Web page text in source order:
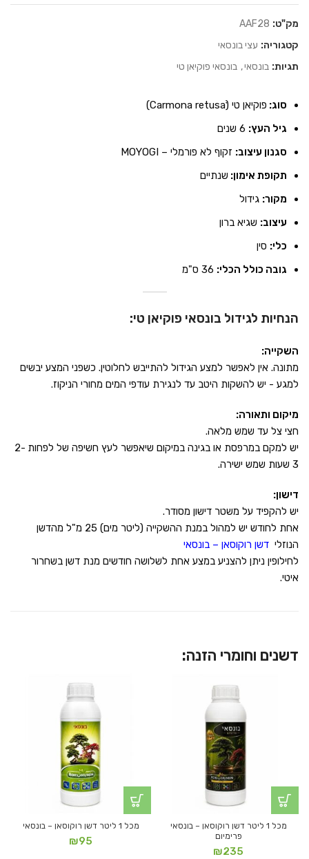
מק"ט: AAF28
קטגוריה: עצי בונסאי
תגיות: בונסאי, בונסאי פוקיאן טי
סוג: פוקיאן טי (Carmona retusaׂׂׂׂ)
גיל העץ:
סגנון עיצוב: זקוף לא פורמלי – MOYOGI
תקופת אימון: שנתיים
מקור: גידול
עיצוב: שגיא ברון
כלי: סין
גובה כולל הכלי:
הנחיות לגידול בונסאי פוקיאן טי:
השקייה:
מתונה. אין לאפשר למצע הגידול להתייבש לחלוטין. כשפני המצע יבשים
למגע - יש להשקות היטב עד לנגירת עודפי המים מחורי הניקוז.
מיקום ותאורה:
חצי צל עד שמש מלאה.
יש למקם במרפסת או בגינה במיקום שיאפשר לעץ חשיפה של לפחות 2-
3 שעות שמש ישירה.
דישון:
יש להקפיד על משטר דישון מסודר.
אחת לחודש יש למהול במנת ההשקייה (ליטר מים) 25 מ"ל מהדשן
הנוזלי דשן רוקוסאן – בונסאי
לחילופין ניתן להצניע במצע אחת לשלושה חודשים מנת דשן בשחרור
איטי.
דשנים וחומרי הזנה:
מכל 1 ליטר דשן רוקוסאן – בונסאי
פרימיום
₪235
מכל 1 ליטר דשן רוקוסאן – בונסאי
₪95